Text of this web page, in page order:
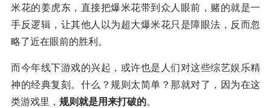
米花的姜虎东，直接把爆米花带到众人眼前，赌的就是一
手反逻辑，让其他人以为超大爆米花只是障眼法，反而忽
略了近在眼前的胜利。
而今年线下游戏的兴起，或许也是人们对这些综艺娱乐精
神的经典复刻。什么？规则太简单？那就对了，因为在这
类游戏里， 规则就是用来打破的。